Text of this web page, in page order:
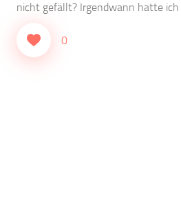
nicht gefällt? Irgendwann hatte ich
0